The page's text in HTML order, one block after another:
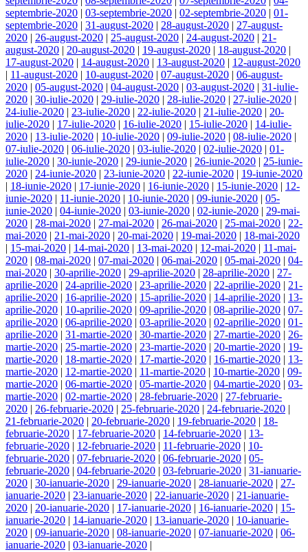
septembrie-2020 | 03-septembrie-2020 | 02-septembrie-2020 | 01-
septembrie-2020 | 31-august-2020 | 28-august-2020 | 27-august-
2020 | 26-august-2020 | 25-august-2020 | 24-august-2020 | 21-
august-2020 | 20-august-2020 | 19-august-2020 | 18-august-2020 |
17-august-2020 | 14-august-2020 | 13-august-2020 | 12-august-2020
| 11-august-2020 | 10-august-2020 | 07-august-2020 | 06-august-
2020 | 05-august-2020 | 04-august-2020 | 03-august-2020 | 31-iulie-
2020 | 30-iulie-2020 | 29-iulie-2020 | 28-iulie-2020 | 27-iulie-2020 |
24-iulie-2020 | 23-iulie-2020 | 22-iulie-2020 | 21-iulie-2020 | 20-
iulie-2020 | 17-iulie-2020 | 16-iulie-2020 | 15-iulie-2020 | 14-iulie-
2020 | 13-iulie-2020 | 10-iulie-2020 | 09-iulie-2020 | 08-iulie-2020 |
07-iulie-2020 | 06-iulie-2020 | 03-iulie-2020 | 02-iulie-2020 | 01-
iulie-2020 | 30-iunie-2020 | 29-iunie-2020 | 26-iunie-2020 | 25-iunie-
2020 | 24-iunie-2020 | 23-iunie-2020 | 22-iunie-2020 | 19-iunie-2020
| 18-iunie-2020 | 17-iunie-2020 | 16-iunie-2020 | 15-iunie-2020 | 12-
iunie-2020 | 11-iunie-2020 | 10-iunie-2020 | 09-iunie-2020 | 05-
iunie-2020 | 04-iunie-2020 | 03-iunie-2020 | 02-iunie-2020 | 29-mai-
2020 | 28-mai-2020 | 27-mai-2020 | 26-mai-2020 | 25-mai-2020 | 22-
mai-2020 | 21-mai-2020 | 20-mai-2020 | 19-mai-2020 | 18-mai-2020
| 15-mai-2020 | 14-mai-2020 | 13-mai-2020 | 12-mai-2020 | 11-mai-
2020 | 08-mai-2020 | 07-mai-2020 | 06-mai-2020 | 05-mai-2020 | 04-
mai-2020 | 30-aprilie-2020 | 29-aprilie-2020 | 28-aprilie-2020 | 27-
aprilie-2020 | 24-aprilie-2020 | 23-aprilie-2020 | 22-aprilie-2020 | 21-
aprilie-2020 | 16-aprilie-2020 | 15-aprilie-2020 | 14-aprilie-2020 | 13-
aprilie-2020 | 10-aprilie-2020 | 09-aprilie-2020 | 08-aprilie-2020 | 07-
aprilie-2020 | 06-aprilie-2020 | 03-aprilie-2020 | 02-aprilie-2020 | 01-
aprilie-2020 | 31-martie-2020 | 30-martie-2020 | 27-martie-2020 | 26-
martie-2020 | 25-martie-2020 | 23-martie-2020 | 20-martie-2020 | 19-
martie-2020 | 18-martie-2020 | 17-martie-2020 | 16-martie-2020 | 13-
martie-2020 | 12-martie-2020 | 11-martie-2020 | 10-martie-2020 | 09-
martie-2020 | 06-martie-2020 | 05-martie-2020 | 04-martie-2020 | 03-
martie-2020 | 02-martie-2020 | 28-februarie-2020 | 27-februarie-
2020 | 26-februarie-2020 | 25-februarie-2020 | 24-februarie-2020 |
21-februarie-2020 | 20-februarie-2020 | 19-februarie-2020 | 18-
februarie-2020 | 17-februarie-2020 | 14-februarie-2020 | 13-
februarie-2020 | 12-februarie-2020 | 11-februarie-2020 | 10-
februarie-2020 | 07-februarie-2020 | 06-februarie-2020 | 05-
februarie-2020 | 04-februarie-2020 | 03-februarie-2020 | 31-ianuarie-
2020 | 30-ianuarie-2020 | 29-ianuarie-2020 | 28-ianuarie-2020 | 27-
ianuarie-2020 | 23-ianuarie-2020 | 22-ianuarie-2020 | 21-ianuarie-
2020 | 20-ianuarie-2020 | 17-ianuarie-2020 | 16-ianuarie-2020 | 15-
ianuarie-2020 | 14-ianuarie-2020 | 13-ianuarie-2020 | 10-ianuarie-
2020 | 09-ianuarie-2020 | 08-ianuarie-2020 | 07-ianuarie-2020 | 06-
ianuarie-2020 | 03-ianuarie-2020 |